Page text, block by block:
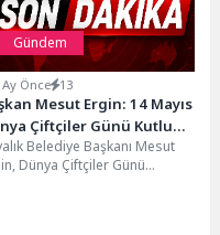
Gündem
Ay Önce 13
Mesut Ergin: 14 Mayıs
Çiftçiler Günü Kutlu
Belediye Başkanı Mesut
Dünya Çiftçiler Günü